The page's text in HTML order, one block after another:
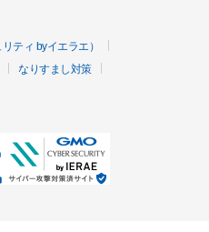
ティ byイエラエ）
なりすまし対策